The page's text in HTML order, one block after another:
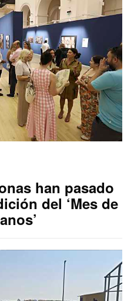
han pasado
del ‘Mes de